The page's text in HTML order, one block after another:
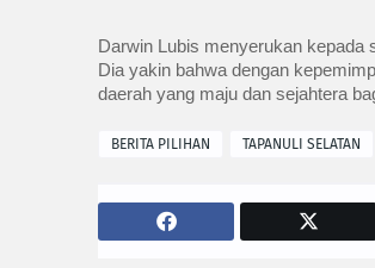
Darwin Lubis menyerukan kepada
Dia yakin bahwa dengan
daerah yang maju dan sejahtera
BERITA PILIHAN TAPANULI SELATAN